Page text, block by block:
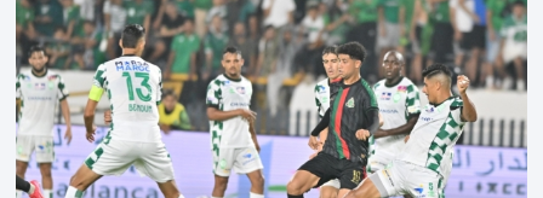
مولودها أمام الباب الرئيسي للمستشفى بسبب رفض استقبالها أو
التكفل بها. وأكدت إدارة المستشفى أن السيدة المعنية حضرت إلى
مصلحة الولادة، حيث تم استقبالها وتسجيلها وإخضاعها […]